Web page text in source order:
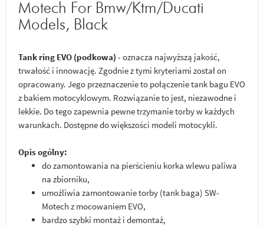
Motech For Bmw/Ktm/Ducati
Models, Black
Tank ring EVO (podkowa) - oznacza najwyższą jakość,
trwałość i innowację. Zgodnie z tymi kryteriami został on
opracowany. Jego przeznaczenie to połączenie tank bagu EVO
z bakiem motocyklowym. Rozwiązanie to jest, niezawodne i
lekkie. Do tego zapewnia pewne trzymanie torby w każdych
warunkach. Dostępne do większości modeli motocykli.
Opis ogólny:
do zamontowania na pierścieniu korka wlewu paliwa
na zbiorniku,
umożliwia zamontowanie torby (tank baga) SW-
Motech z mocowaniem EVO,
bardzo szybki montaż i demontaż,